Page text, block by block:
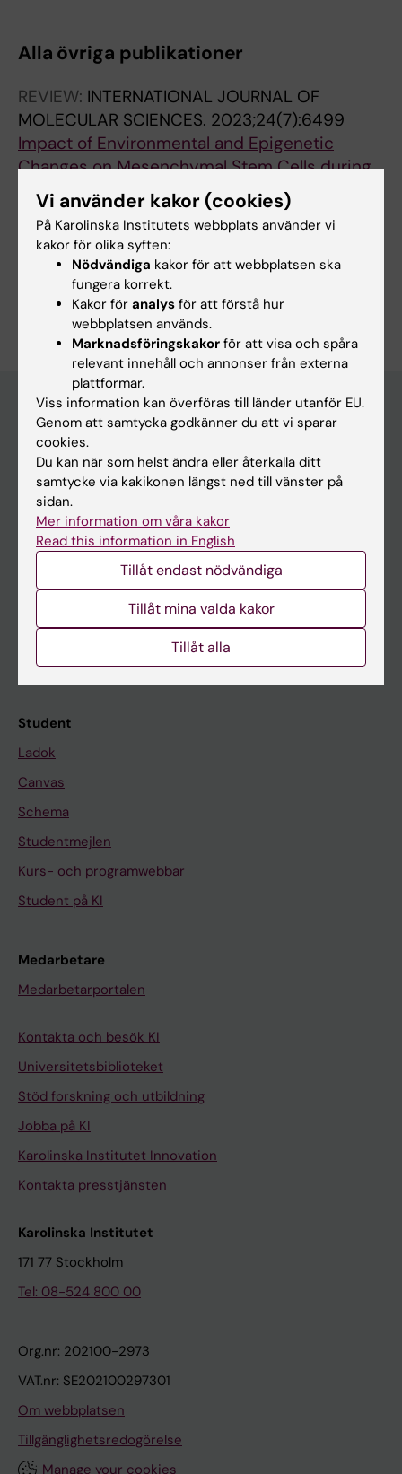
Alla övriga publikationer
REVIEW: INTERNATIONAL JOURNAL OF
MOLECULAR SCIENCES. 2023;24(7):6499
Impact of Environmental and Epigenetic
Changes on Mesenchymal Stem Cells during
Aging
Smith N; Shirazi S; Cakouros D; Gronthos S
Är du Nicholas Smith?
Redigera din profil
Huvudmeny
Utbildning
Forskarutbildning
Forskning
Om KI
Student
Ladok
Canvas
Schema
Studentmejlen
Kurs- och programwebbar
Student på KI
Medarbetare
Medarbetarportalen
Kontakta och besök KI
Universitetsbiblioteket
Stöd forskning och utbildning
Jobba på KI
Karolinska Institutet Innovation
Kontakta presstjänsten
Karolinska Institutet
171 77 Stockholm
Tel: 08-524 800 00
Org.nr: 202100-2973
VAT.nr: SE202100297301
Om webbplatsen
Tillgänglighetsredogörelse
Manage your cookies
Vi använder kakor (cookies)
På Karolinska Institutets webbplats använder vi
kakor för olika syften:
Nödvändiga kakor för att webbplatsen ska
fungera korrekt.
Kakor för analys för att förstå hur
webbplatsen används.
Marknadsföringskakor för att visa och spåra
relevant innehåll och annonser från externa
plattformar.
Viss information kan överföras till länder utanför EU.
Genom att samtycka godkänner du att vi sparar
cookies.
Du kan när som helst ändra eller återkalla ditt
samtycke via kakikonen längst ned till vänster på
sidan.
Mer information om våra kakor
Read this information in English
Tillåt endast nödvändiga
Tillåt mina valda kakor
Tillåt alla